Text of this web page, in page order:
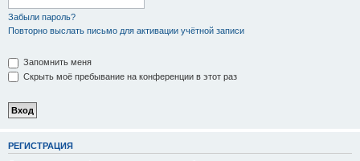
Забыли пароль?
Повторно выслать письмо для активации учётной записи
Запомнить меня
Скрыть моё пребывание на конференции в этот раз
РЕГИСТРАЦИЯ